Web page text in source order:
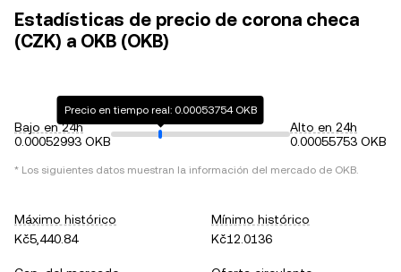
Estadísticas de precio de corona checa
(CZK) a OKB (OKB)
Bajo en 24h
0.00052993 OKB
Precio en tiempo real: 0.00053754 OKB
Alto en 24h
0.00055753 OKB
* Los siguientes datos muestran la información del mercado de OKB.
Máximo histórico
Kč5,440.84
Mínimo histórico
Kč12.0136